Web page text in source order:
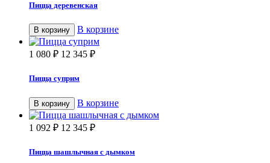
Пицца деревенская
В корзину В корзине
1 080 ₽ 12 345 ₽
Пицца суприм
В корзину В корзине
1 092 ₽ 12 345 ₽
Пицца шашлычная с дымком